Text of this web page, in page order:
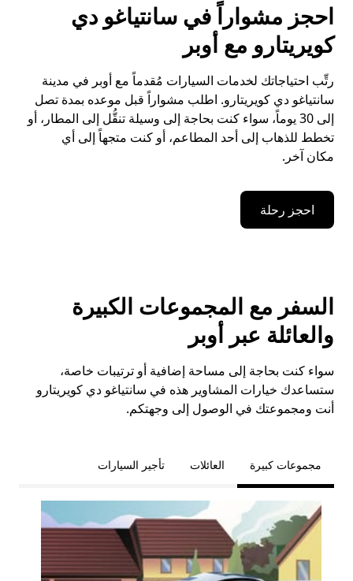
احجز مشواراً في سانتياغو دي
كويريتارو مع أوبر
رتِّب احتياجاتك لخدمات السيارات مُقدماً مع أوبر في مدينة
سانتياغو دي كويريتارو. اطلب مشواراً قبل موعده بمدة تصل
إلى 30 يوماً، سواء كنت بحاجة إلى وسيلة تنقُّل إلى المطار، أو
تخطط للذهاب إلى أحد المطاعم، أو كنت متجهاً إلى أي
مكان آخر.
احجز رحلة
السفر مع المجموعات الكبيرة
والعائلة عبر أوبر
سواء كنت بحاجة إلى مساحة إضافية أو ترتيبات خاصة،
ستساعدك خيارات المشاوير هذه في سانتياغو دي كويريتارو
أنت ومجموعتك في الوصول إلى وجهتكم.
مجموعات كبيرة العائلات تأجير السيارات